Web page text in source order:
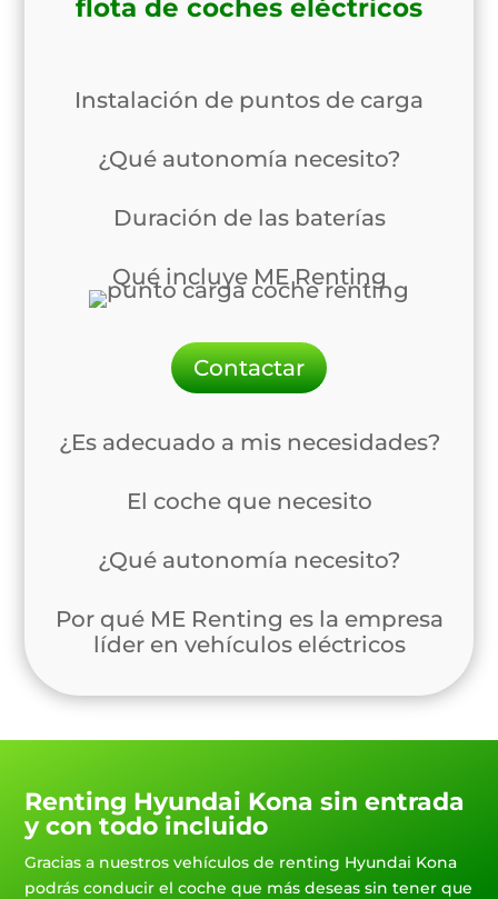
flota de coches eléctricos
Instalación de puntos de carga
¿Qué autonomía necesito?
Duración de las baterías
Qué incluye ME Renting
Contactar
¿Es adecuado a mis necesidades?
El coche que necesito
¿Qué autonomía necesito?
Por qué ME Renting es la empresa
líder en vehículos eléctricos
Renting Hyundai Kona sin entrada
y con todo incluido
Gracias a nuestros vehículos de renting Hyundai Kona
podrás conducir el coche que más deseas sin tener que